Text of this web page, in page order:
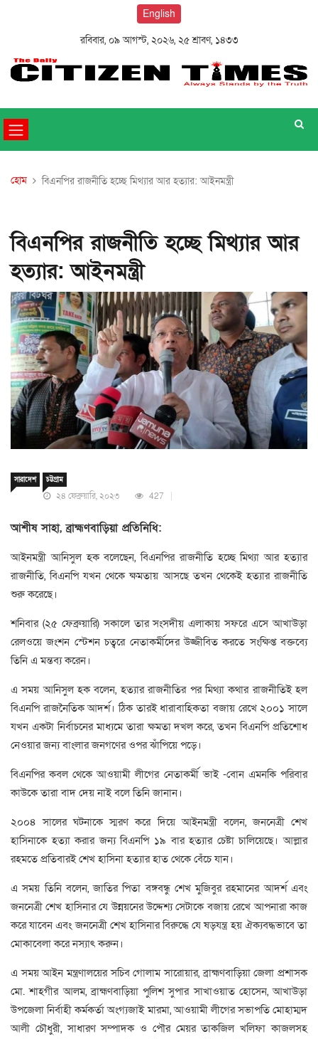
English
রবিবার, ০৯ আগস্ট, ২০২৬, ২৫ শ্রাবণ, ১৪৩৩
হোম বিএনপির রাজনীতি হচ্ছে মিথ্যার আর হত্যার: আইনমন্ত্রী
বিএনপির রাজনীতি হচ্ছে মিথ্যার আর
হত্যার: আইনমন্ত্রী
সারাদেশ চট্টগ্রাম
২৪ ফেব্রুয়ারি, ২০২৩ 427
আশীষ সাহা, ব্রাহ্মণবাড়িয়া প্রতিনিধি:
আইনমন্ত্রী আনিসুল হক বলেছেন, বিএনপির রাজনীতি হচ্ছে মিথ্যা আর হত্যার
রাজনীতি, বিএনপি যখন থেকে ক্ষমতায় আসছে তখন থেকেই হত্যার রাজনীতি
শুরু করেছে।
শনিবার (২৫ ফেব্রুয়ারি) সকালে তার সংসদীয় এলাকায় সফরে এসে আখাউড়া
রেলওয়ে জংশন স্টেশন চত্বরে নেতাকর্মীদের উজ্জীবিত করতে সংক্ষিপ্ত বক্তব্যে
তিনি এ মন্তব্য করেন।
এ সময় আনিসুল হক বলেন, হত্যার রাজনীতির পর মিথ্যা কথার রাজনীতিই হল
বিএনপি রাজনৈতিক আদর্শ। ঠিক তারই ধারাবাহিকতা বজায় রেখে ২০০১ সালে
যখন একটা নির্বাচনের মাধ্যমে তারা ক্ষমতা দখল করে, তখন বিএনপি প্রতিশোধ
নেওয়ার জন্য বাংলার জনগণের ওপর ঝাঁপিয়ে পড়ে।
বিএনপির কবল থেকে আওয়ামী লীগের নেতাকর্মী ভাই -বোন এমনকি পরিবার
কাউকে তারা বাদ দেয় নাই বলে তিনি জানান।
২০০৪ সালের ঘটনাকে স্মরণ করে দিয়ে আইনমন্ত্রী বলেন, জননেত্রী শেখ
হাসিনাকে হত্যা করার জন্য বিএনপি ১৯ বার হত্যার চেষ্টা চালিয়েছে। আল্লার
রহমতে প্রতিবারই শেখ হাসিনা হত্যার হাত থেকে বেঁচে যান।
এ সময় তিনি বলেন, জাতির পিতা বঙ্গবন্ধু শেখ মুজিবুর রহমানের আদর্শ এবং
জননেত্রী শেখ হাসিনার যে উন্নয়নের উদ্দেশ্য সেটাকে বজায় রেখে আপনারা কাজ
করে যাবেন এবং জননেত্রী শেখ হাসিনার বিরুদ্ধে যে ষড়যন্ত্র হয় ঐক্যবদ্ধভাবে তা
মোকাবেলা করে নস্যাৎ করুন।
এ সময় আইন মন্ত্রণালয়ের সচিব গোলাম সারোয়ার, ব্রাহ্মণবাড়িয়া জেলা প্রশাসক
মো. শাহগীর আলম, ব্রাহ্মণবাড়িয়া পুলিশ সুপার সাখাওয়াত হোসেন, আখাউড়া
উপজেলা নির্বাহী কর্মকর্তা অংগ্যজাই মারমা, আওয়ামী লীগের সভাপতি মোহাম্মদ
আলী চৌধুরী, সাধারণ সম্পাদক ও পৌর মেয়র তাকজিল খলিফা কাজলসহ